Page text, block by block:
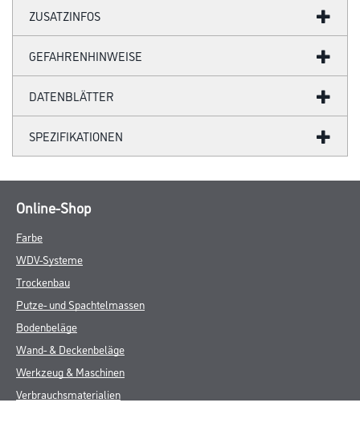
ZUSATZINFOS
GEFAHRENHINWEISE
DATENBLÄTTER
SPEZIFIKATIONEN
Online-Shop
Farbe
WDV-Systeme
Trockenbau
Putze- und Spachtelmassen
Bodenbeläge
Wand- & Deckenbeläge
Werkzeug & Maschinen
Verbrauchsmaterialien